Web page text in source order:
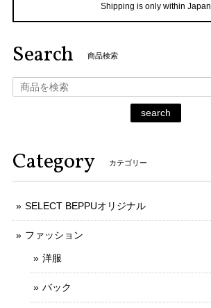
Shipping is only within Japan
Search 商品検索
search
Category カテゴリー
SELECT BEPPUオリジナル
ファッション
洋服
バック